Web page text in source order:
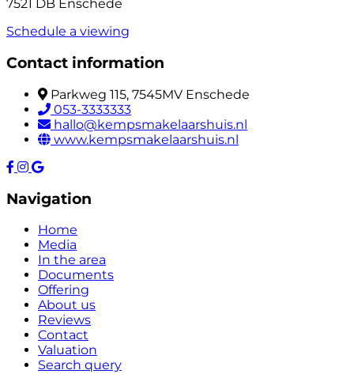
7521 DB Enschede
Schedule a viewing
Contact information
Parkweg 115, 7545MV Enschede
053-3333333
hallo@kempsmakelaarshuis.nl
www.kempsmakelaarshuis.nl
Navigation
Home
Media
In the area
Documents
Offering
About us
Reviews
Contact
Valuation
Search query